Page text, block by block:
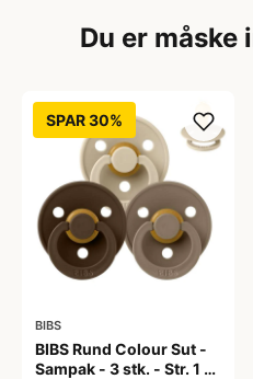
Du er måske
SPAR 30%
BIBS
BIBS Rund Colour Sut -
Sampak - 3 stk. - Str. 1 -